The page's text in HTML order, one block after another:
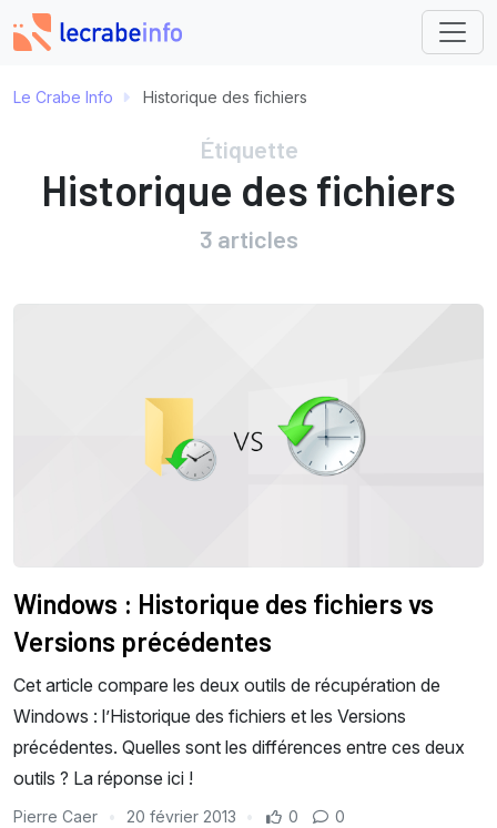
Le Crabe Info Historique des fichiers
Étiquette
Historique des fichiers
3 articles
Windows : Historique des fichiers vs
Versions précédentes
Cet article compare les deux outils de récupération de
Windows : l’Historique des fichiers et les Versions
précédentes. Quelles sont les différences entre ces deux
outils ? La réponse ici !
Pierre Caer 20 février 2013 0 0